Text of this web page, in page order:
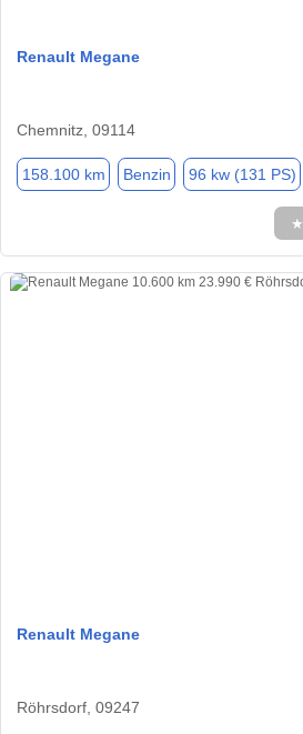
Renault Megane
Chemnitz, 09114
158.100 km Benzin 96 kw (131 PS)
★
Renault Megane
Röhrsdorf, 09247